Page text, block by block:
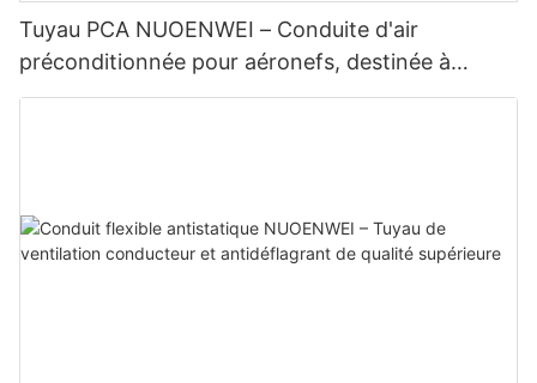
Tuyau PCA NUOENWEI – Conduite d'air
préconditionnée pour aéronefs, destinée à
l'assistance au sol aéroportuaire | Certifié ISO et